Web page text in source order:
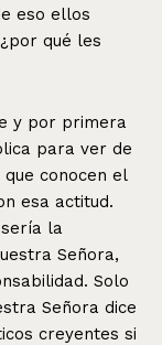
eso ellos
qué les
y por primera
para ver de
conocen el
esa actitud.
la
Señora,
Solo
Señora dice
creyentes si